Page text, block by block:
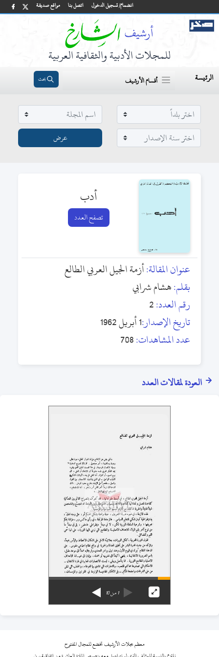
مواقع صديقة اتصل بنا انضمام/ تسجيل الدخول
للمجلات الأدبية والثقافية العربية
الرئيسة أقسام الأرشيف بحث
أدب
تصفح العدد
عنوان المقالة:أزمة الجيل العربي الطالع
بقلم:هشام شرابي
رقم العدد:2
تاريخ الإصدار:1 أبريل 1962
عدد المشاهدات:708
العودة لمقالات العدد
1من10
معظم مجلات الأرشيف تخضع للمجال المفتوح